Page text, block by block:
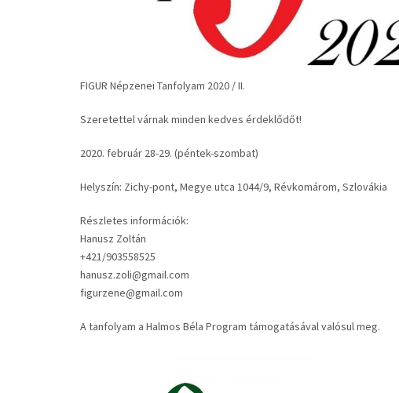
FIGUR Népzenei Tanfolyam 2020 / II.
Szeretettel várnak minden kedves érdeklődőt!
2020. február 28-29. (péntek-szombat)
Helyszín: Zichy-pont, Megye utca 1044/9, Révkomárom, Szlovákia
Részletes információk:
Hanusz Zoltán
+421/903558525
hanusz.zoli@gmail.com
figurzene@gmail.com
A tanfolyam a Halmos Béla Program támogatásával valósul meg.